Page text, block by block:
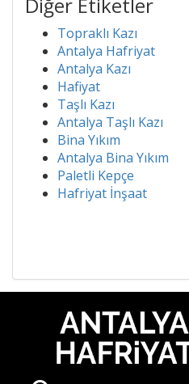
Topraklı Kazı
Antalya Hafriyat
Antalya Kazı
Hafiyat
Taşlı Kazı
Antalya Taşlı Kazı
Bina Yıkım
Antalya Bina Yıkım
Paletli Kepçe
Hafriyat İnşaat